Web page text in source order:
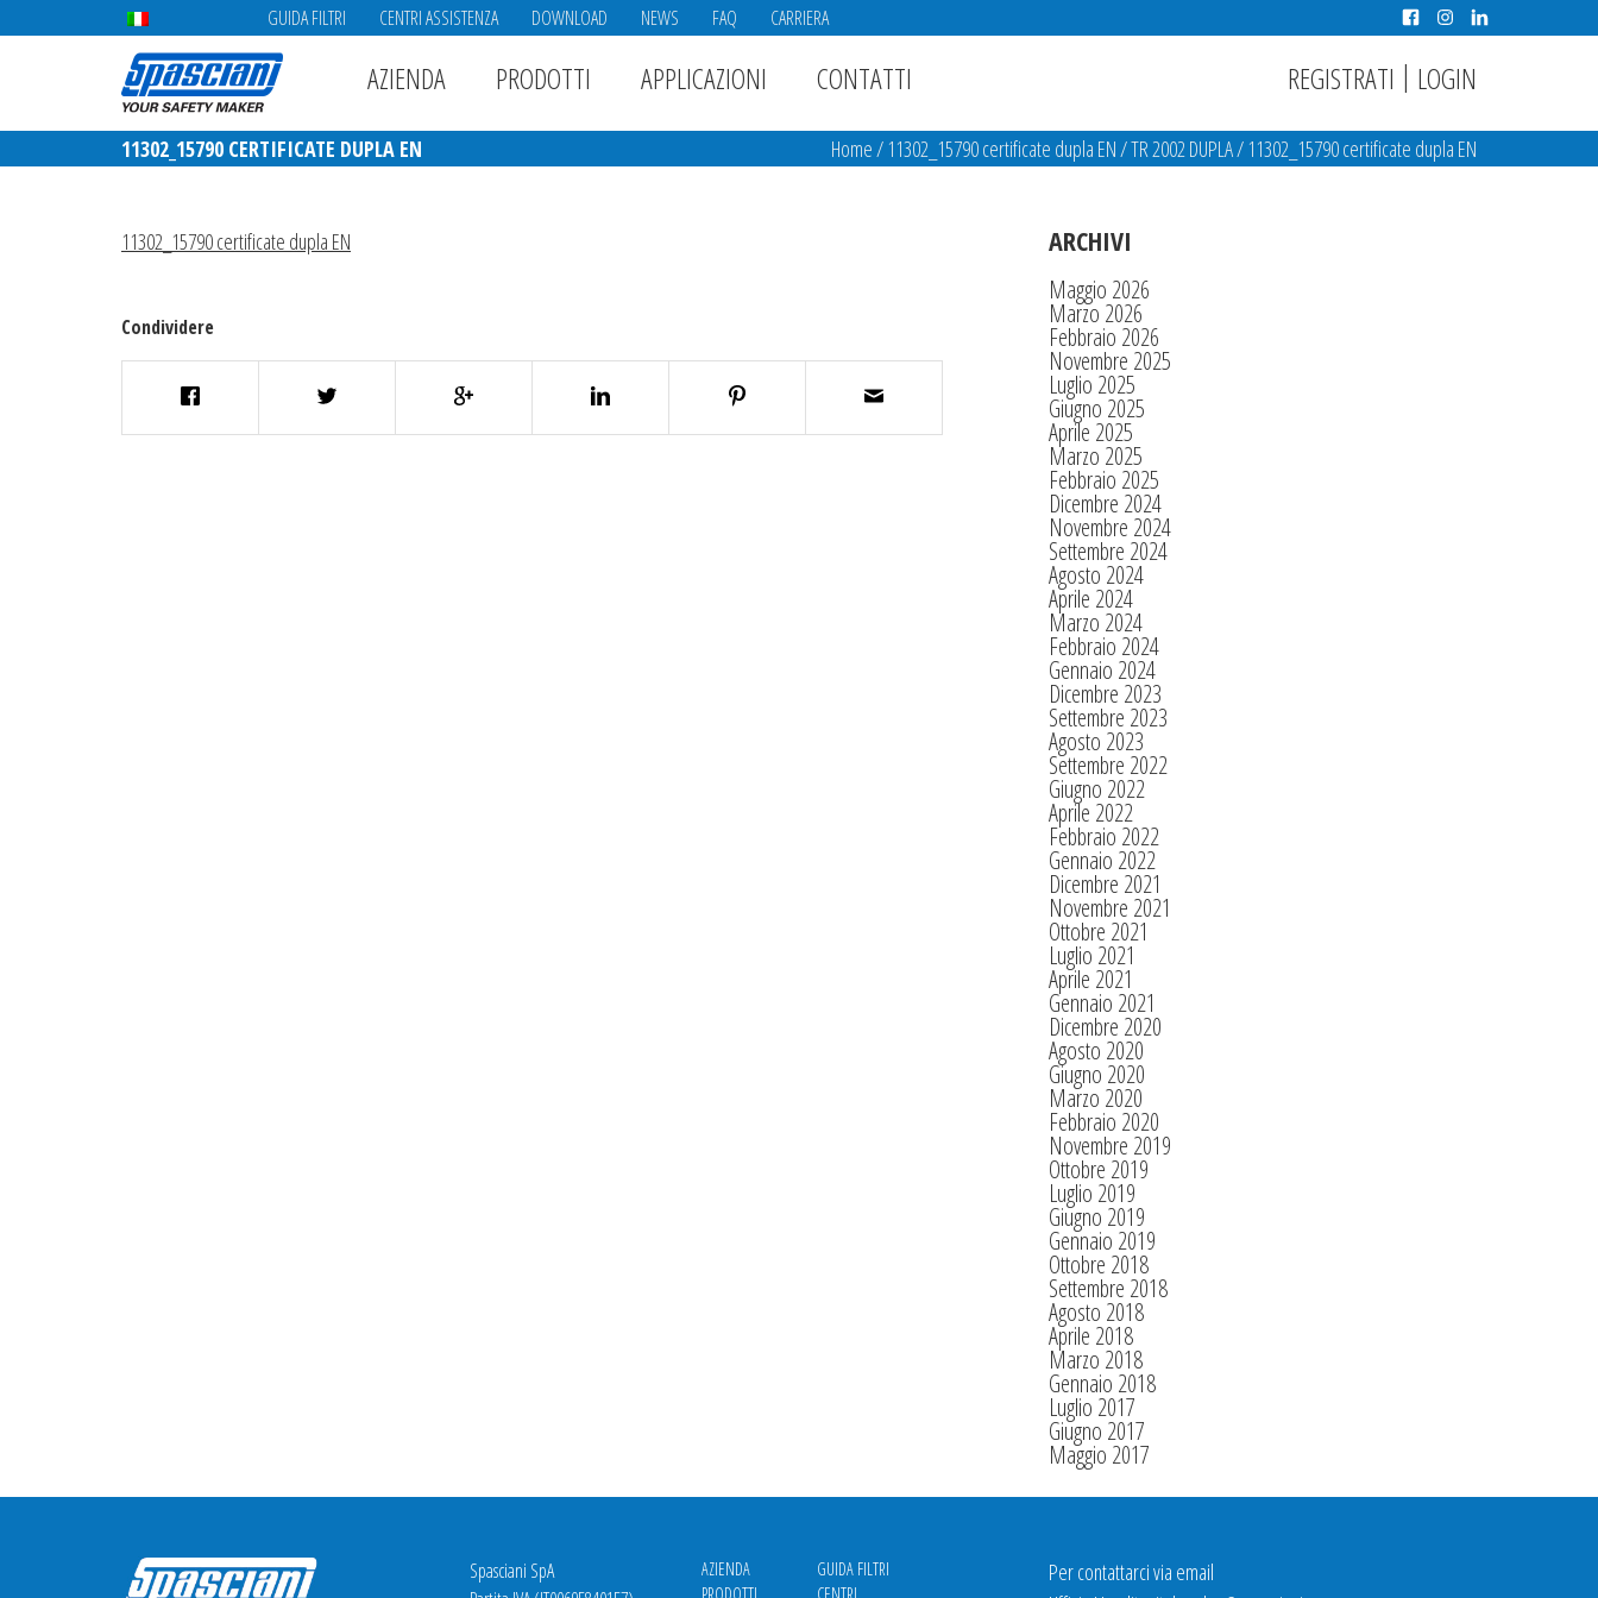
GUIDA FILTRI CENTRI ASSISTENZA DOWNLOAD NEWS FAQ CARRIERA
AZIENDA PRODOTTI APPLICAZIONI CONTATTI REGISTRATI | LOGIN
11302_15790 CERTIFICATE DUPLA EN Home/11302_15790 certificate dupla EN/TR 2002 DUPLA/11302_15790 certificate dupla EN
11302_15790 certificate dupla EN
Condividere
ARCHIVI
Maggio 2026
Marzo 2026
Febbraio 2026
Novembre 2025
Luglio 2025
Giugno 2025
Aprile 2025
Marzo 2025
Febbraio 2025
Dicembre 2024
Novembre 2024
Settembre 2024
Agosto 2024
Aprile 2024
Marzo 2024
Febbraio 2024
Gennaio 2024
Dicembre 2023
Settembre 2023
Agosto 2023
Settembre 2022
Giugno 2022
Aprile 2022
Febbraio 2022
Gennaio 2022
Dicembre 2021
Novembre 2021
Ottobre 2021
Luglio 2021
Aprile 2021
Gennaio 2021
Dicembre 2020
Agosto 2020
Giugno 2020
Marzo 2020
Febbraio 2020
Novembre 2019
Ottobre 2019
Luglio 2019
Giugno 2019
Gennaio 2019
Ottobre 2018
Settembre 2018
Agosto 2018
Aprile 2018
Marzo 2018
Gennaio 2018
Luglio 2017
Giugno 2017
Maggio 2017
Spasciani SpA
AZIENDA
GUIDA FILTRI
Per contattarci via email